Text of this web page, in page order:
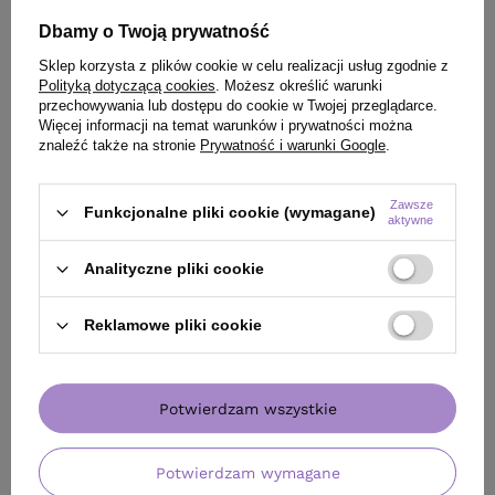
BESTSELLER
wygładzenie 8 w 1 z kwasem
hialuronowym do włosów 140 ml
24,99 zł
(17,85 zł / 100ml)
24.99
OFERTA
Szczotka Olivia
Care Mini Pink
włosów różowa
49,22 zł /
punktów
Najniższa cena
wprowadzeniem
Cena katalogowa:
Dbamy o Twoją prywatność
Sklep korzysta z plików cookie w celu realizacji usług zgodnie z
Polityką dotyczącą cookies. Możesz określić warunki
przechowywania lub dostępu do cookie w Twojej przeglądarce.
Więcej informacji na temat warunków i prywatności można
znaleźć także na stronie Prywatność i warunki Google.
Funkcjonalne pliki cookie (wymagane)
Zawsze
aktywne
Analityczne pliki cookie
Reklamowe pliki cookie
Potwierdzam wymagane
Potwierdzam wszystkie